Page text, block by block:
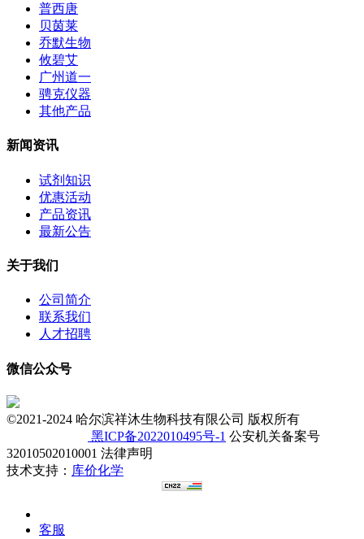
普西唐
贝茵莱
乔默生物
攸碧艾
广州道一
骋克仪器
其他产品
新闻资讯
试剂知识
优惠活动
产品资讯
最新公告
关于我们
公司简介
联系我们
人才招聘
微信公众号
©2021-2024 哈尔滨祥沐生物科技有限公司 版权所有
黑ICP备2022010495号-1 公安机关备案号
32010502010001 法律声明
技术支持： 库价化学
客服